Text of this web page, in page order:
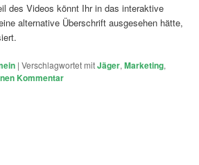
des Videos könnt Ihr in das interaktive
alternative Überschrift ausgesehen hätte,
|Verschlagwortet mitJäger,Marketing,
Kommentar